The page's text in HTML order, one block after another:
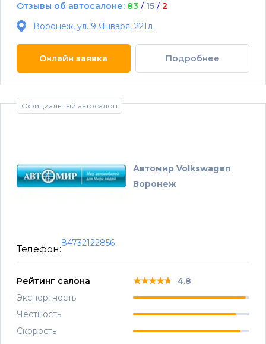
Отзывы об автосалоне: 83 / 15 / 2
Воронеж, ул. 9 Января, 221д
Онлайн заявка Подробнее
Официальный автосалон
Автомир Volkswagen
Воронеж
Телефон:
84732122856
Рейтинг салона ★★★★★
★★★★★
★★★★★ 4.8
Экспертность
Честность
Скорость